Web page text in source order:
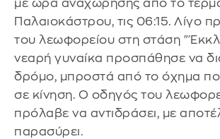
με ώρα αναχώρησης από το
Παλαιοκάστρου, τις 06:15. Λίγο
του λεωφορείου στη στάση
νεαρή γυναίκα προσπάθησε να
δρόμο, μπροστά από το όχημα
σε κίνηση. Ο οδηγός του
πρόλαβε να αντιδράσει, με
παρασύρει.